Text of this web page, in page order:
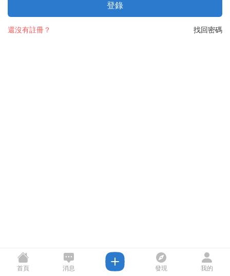
登錄
找回密碼
還沒有註冊？
首頁 消息 發現 我的